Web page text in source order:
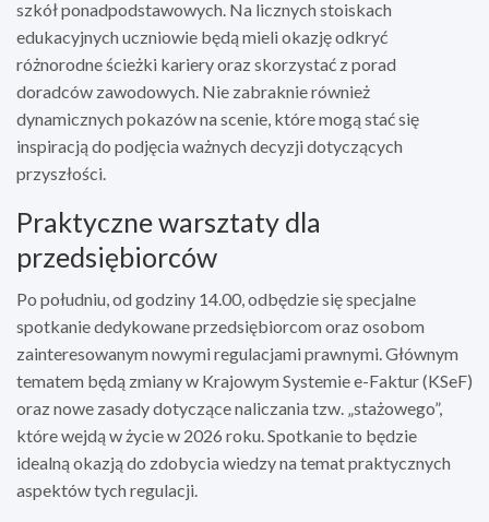
szkół ponadpodstawowych. Na licznych stoiskach
edukacyjnych uczniowie będą mieli okazję odkryć
różnorodne ścieżki kariery oraz skorzystać z porad
doradców zawodowych. Nie zabraknie również
dynamicznych pokazów na scenie, które mogą stać się
inspiracją do podjęcia ważnych decyzji dotyczących
przyszłości.
Praktyczne warsztaty dla
przedsiębiorców
Po południu, od godziny 14.00, odbędzie się specjalne
spotkanie dedykowane przedsiębiorcom oraz osobom
zainteresowanym nowymi regulacjami prawnymi. Głównym
tematem będą zmiany w Krajowym Systemie e-Faktur (KSeF)
oraz nowe zasady dotyczące naliczania tzw. „stażowego”,
które wejdą w życie w 2026 roku. Spotkanie to będzie
idealną okazją do zdobycia wiedzy na temat praktycznych
aspektów tych regulacji.